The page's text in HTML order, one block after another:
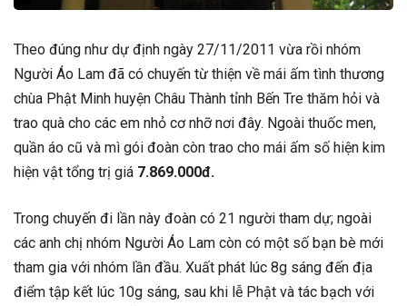
Theo đúng như dự định ngày 27/11/2011 vừa rồi nhóm
Người Áo Lam đã có chuyến từ thiện về mái ấm tình thương
chùa Phật Minh huyện Châu Thành tỉnh Bến Tre thăm hỏi và
trao quà cho các em nhỏ cơ nhỡ nơi đây. Ngoài thuốc men,
quần áo cũ và mì gói đoàn còn trao cho mái ấm số hiện kim
hiện vật tổng trị giá 7.869.000đ.
Trong chuyến đi lần này đoàn có 21 người tham dự; ngoài
các anh chị nhóm Người Áo Lam còn có một số bạn bè mới
tham gia với nhóm lần đầu. Xuất phát lúc 8g sáng đến địa
điểm tập kết lúc 10g sáng, sau khi lễ Phật và tác bạch với